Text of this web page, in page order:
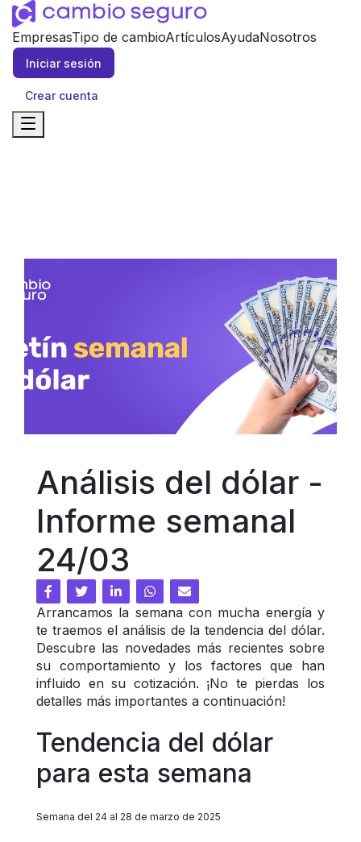
EmpresasTipo de cambioArtículosAyudaNosotros
Iniciar sesión
Crear cuenta
Análisis del dólar -
Informe semanal
24/03
Arrancamos la semana con mucha energía y
te traemos el análisis de la tendencia del dólar.
Descubre las novedades más recientes sobre
su comportamiento y los factores que han
influido en su cotización. ¡No te pierdas los
detalles más importantes a continuación!
Tendencia del dólar
para esta semana
Semana del 24 al 28 de marzo de 2025